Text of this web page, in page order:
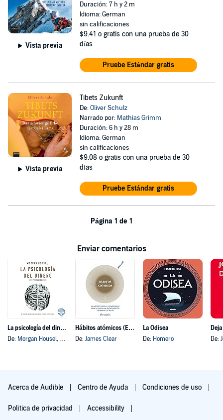
Vista previa
Duración: 7 h y 2 m
Idioma: German
sin calificaciones
$9.41 o gratis con una prueba de 30
días
Pruebe Estándar gratis
Vista previa
Tibets Zukunft
De:Oliver Schulz
Narrado por: Mathias Grimm
Duración: 6 h y 28 m
Idioma: German
sin calificaciones
$9.08 o gratis con una prueba de 30
días
Pruebe Estándar gratis
Página 1 de 1
Enviar comentarios
La psicología del dinero
De: Morgan Housel, y otros
Hábitos atómicos (Español neutro)
De: James Clear
La Odisea
De: Homero
De:
Acerca de Audible Centro de Ayuda Condiciones de uso
Política de privacidad Accessibility